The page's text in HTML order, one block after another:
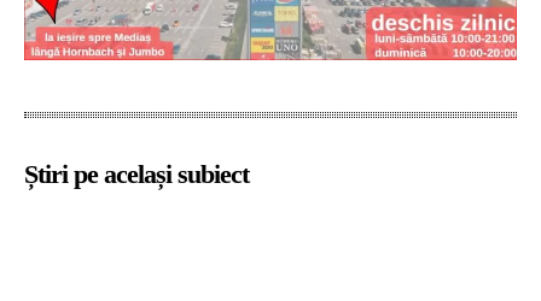
Știri pe același subiect